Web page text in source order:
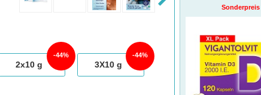
2x10 g
44%
3X10g
44%
Sonderpreis